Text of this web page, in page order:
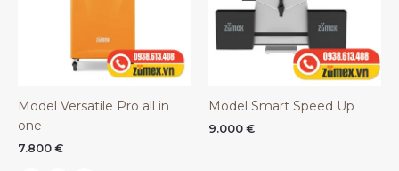
Model Versatile Pro all in
one
7.800 €
Model Smart Speed Up
9.000 €